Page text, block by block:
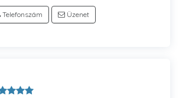
Telefonszám Üzenet